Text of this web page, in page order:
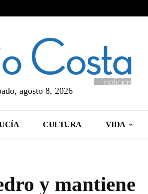
agosto 8, 2026
CULTURA VIDA
y mantiene